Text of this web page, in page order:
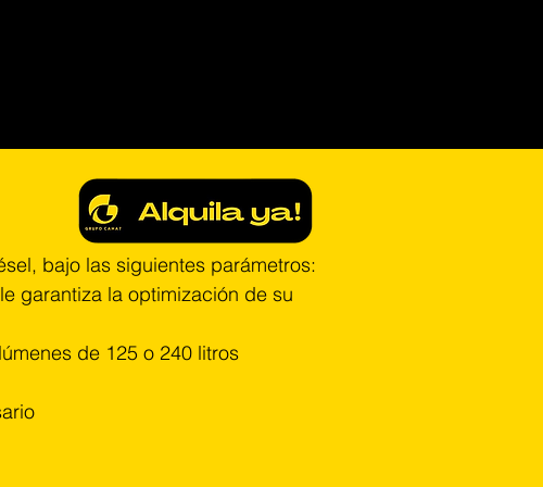
bajo las siguientes parámetros:
garantiza la optimización de su
de 125 o 240 litros